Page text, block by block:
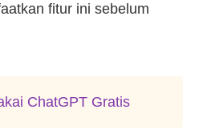
fitur ini sebelum
ChatGPT Gratis